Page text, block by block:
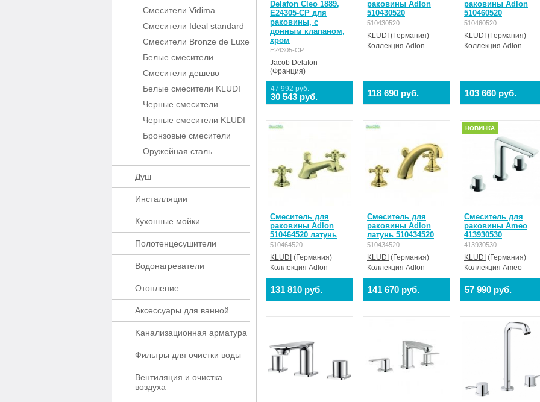
Смесители Vidima
Смесители Ideal standard
Смесители Bronze de Luxe
Белые смесители
Смесители дешево
Белые смесители KLUDI
Черные смесители
Черные смесители KLUDI
Бронзовые смесители
Оружейная сталь
Душ
Инсталляции
Кухонные мойки
Полотенцесушители
Водонагреватели
Отопление
Аксессуары для ванной
Kaнaлизaционнaя apматypa
Фильтры для очистки воды
Вентиляция и очистка
воздуха
Delafon Cleo 1889,
E24305-CP для
раковины, с
донным клапаном,
хром
E24305-CP
Jacob Delafon
(Франция)
47 992 руб.
30 543 руб.
раковины Adlon
510430520
510430520
KLUDI (Германия)
Коллекция Adlon
118 690 руб.
раковины Adlon
510460520
510460520
KLUDI (Германия)
Коллекция Adlon
103 660 руб.
Смеситель для
раковины Adlon
510464520 латунь
510464520
KLUDI (Германия)
Коллекция Adlon
131 810 руб.
Смеситель для
раковины Adlon
латунь 510434520
510434520
KLUDI (Германия)
Коллекция Adlon
141 670 руб.
Смеситель для
раковины Ameo
413930530
413930530
KLUDI (Германия)
Коллекция Ameo
57 990 руб.
НОВИНКА